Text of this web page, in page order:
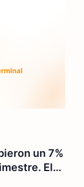
un 7%
El